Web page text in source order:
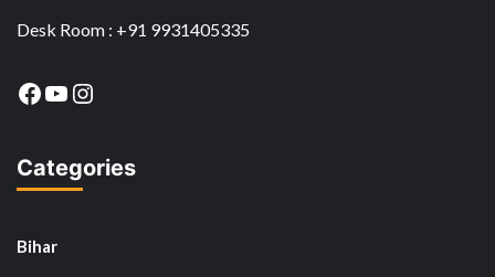
Desk Room : +91 9931405335
Facebook
YouTube
Instagram
Categories
Bihar